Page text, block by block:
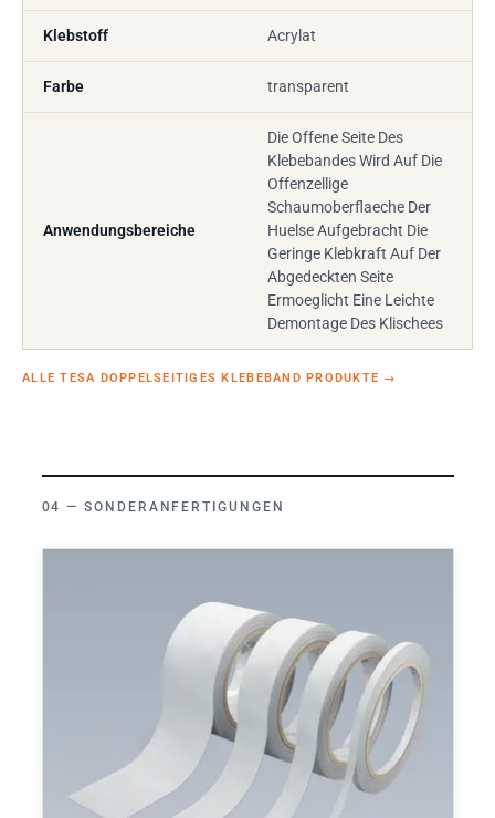
Klebstoff Acrylat
Farbe transparent
Anwendungsbereiche
Die Offene Seite Des
Klebebandes Wird Auf Die
Offenzellige
Schaumoberflaeche Der
Huelse Aufgebracht Die
Geringe Klebkraft Auf Der
Abgedeckten Seite
Ermoeglicht Eine Leichte
Demontage Des Klischees
ALLE TESA DOPPELSEITIGES KLEBEBAND PRODUKTE →
SONDERANFERTIGUNGEN